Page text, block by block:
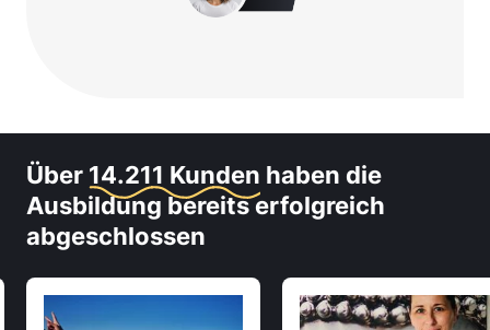
Über 14.211 Kunden haben die
Ausbildung bereits erfolgreich
abgeschlossen